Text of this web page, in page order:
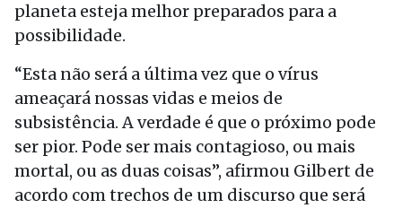
planeta esteja melhor preparados para a
possibilidade.
“Esta não será a última vez que o vírus
ameaçará nossas vidas e meios de
subsistência. A verdade é que o próximo pode
ser pior. Pode ser mais contagioso, ou mais
mortal, ou as duas coisas”, afirmou Gilbert de
acordo com trechos de um discurso que será